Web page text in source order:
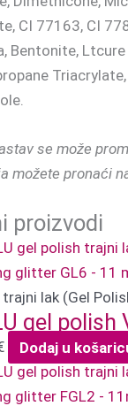
CI 77163, CI
Bentonite, Ltcure
Triacrylate,
se može
možete pronaći
proizvodi
trajni lak (Gel
gel polish
Dodaj u